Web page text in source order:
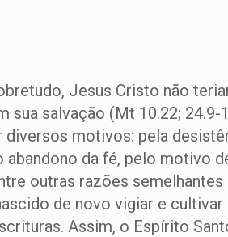
Jesus Cristo não
salvação (Mt 10.22; 24.9-
diversos motivos: pela
da fé, pelo motivo
outras razões
de novo vigiar e cultivar
Assim, o Espírito